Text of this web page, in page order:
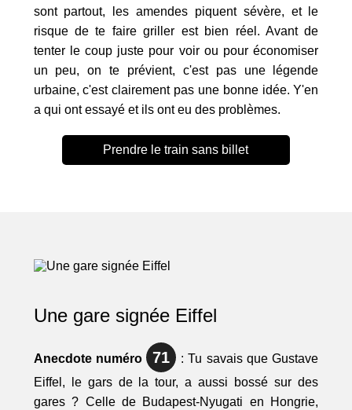
sont partout, les amendes piquent sévère, et le
risque de te faire griller est bien réel. Avant de
tenter le coup juste pour voir ou pour économiser
un peu, on te prévient, c'est pas une légende
urbaine, c'est clairement pas une bonne idée. Y'en
a qui ont essayé et ils ont eu des problèmes.
Prendre le train sans billet
Une gare signée Eiffel
Anecdote numéro 71
: Tu savais que Gustave
Eiffel, le gars de la tour, a aussi bossé sur des
gares ? Celle de Budapest-Nyugati en Hongrie,